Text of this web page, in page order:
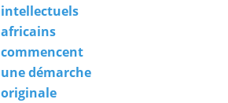
intellectuels
africains
commencent
une démarche
originale